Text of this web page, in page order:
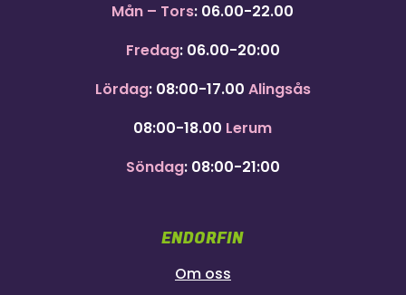
Mån – Tors: 06.00-22.00
Fredag: 06.00-20:00
Lördag: 08:00-17.00 Alingsås
08:00-18.00 Lerum
Söndag: 08:00-21:00
ENDORFIN
Om oss